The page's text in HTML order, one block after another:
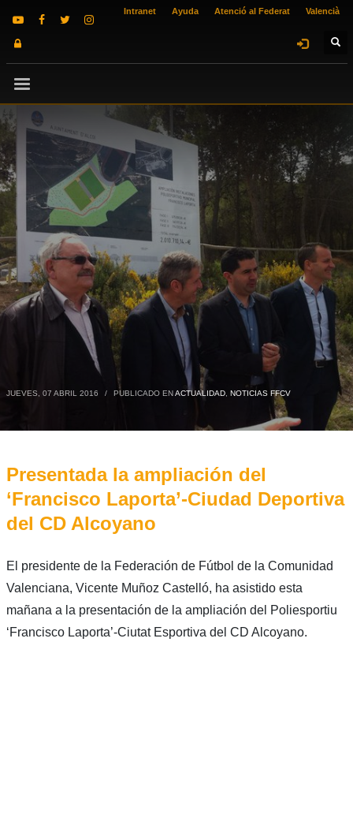
Intranet Ayuda Atenció al Federat Valencià
JUEVES, 07 ABRIL 2016 / PUBLICADO ENACTUALIDAD, NOTICIAS FFCV
Presentada la ampliación del
‘Francisco Laporta’-Ciudad Deportiva
del CD Alcoyano
El presidente de la Federación de Fútbol de la Comunidad
Valenciana, Vicente Muñoz Castelló, ha asistido esta
mañana a la presentación de la ampliación del Poliesportiu
‘Francisco Laporta’-Ciutat Esportiva del CD Alcoyano.